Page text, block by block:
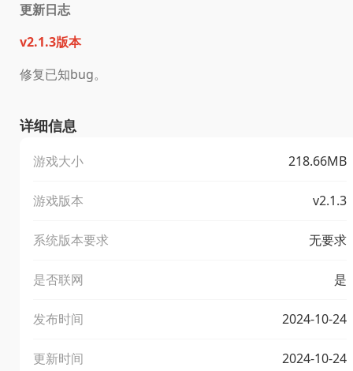
更新日志
v2.1.3版本
修复已知bug。
详细信息
游戏大小 218.66MB
游戏版本 v2.1.3
系统版本要求 无要求
是否联网 是
发布时间 2024-10-24
更新时间 2024-10-24